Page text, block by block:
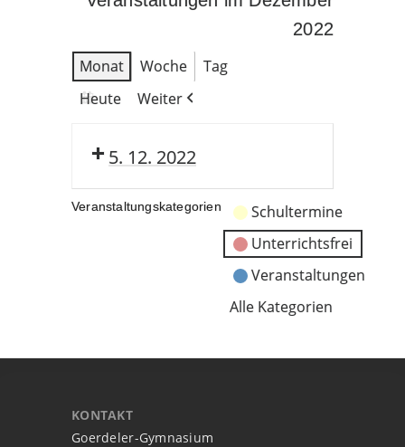
2022
Monat
Woche
Tag
Heute
Weiter
5. 12. 2022
Veranstaltungskategorien
Schultermine
Unterrichtsfrei
Veranstaltungen
Alle Kategorien
KONTAKT
Goerdeler-Gymnasium